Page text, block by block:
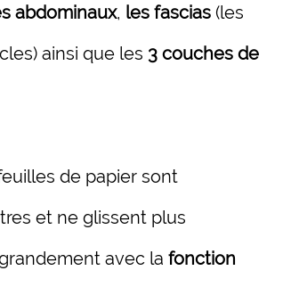
abdominaux, les fascias (les
ainsi que les 3 couches de
de papier sont
et ne glissent plus
avec la fonction